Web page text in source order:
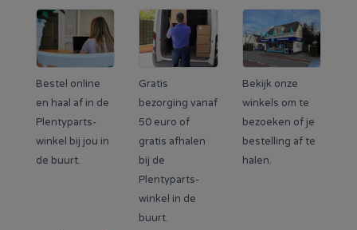
Bestel online
en haal af in de
Plentyparts-
winkel bij jou in
de buurt.
Gratis
bezorging vanaf
50 euro of
gratis afhalen
bij de
Plentyparts-
winkel in de
buurt.
Bekijk onze
winkels om te
bezoeken of je
bestelling af te
halen.